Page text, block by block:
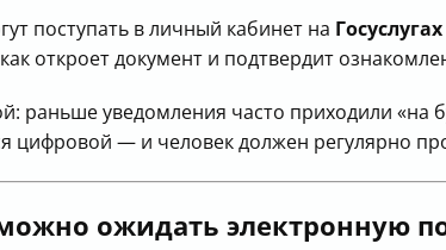
поступать в личный кабинет на Госуслугах
откроет документ и подтвердит
раньше уведомления часто приходили «на
цифровой — и человек должен регулярно
ожидать электронную